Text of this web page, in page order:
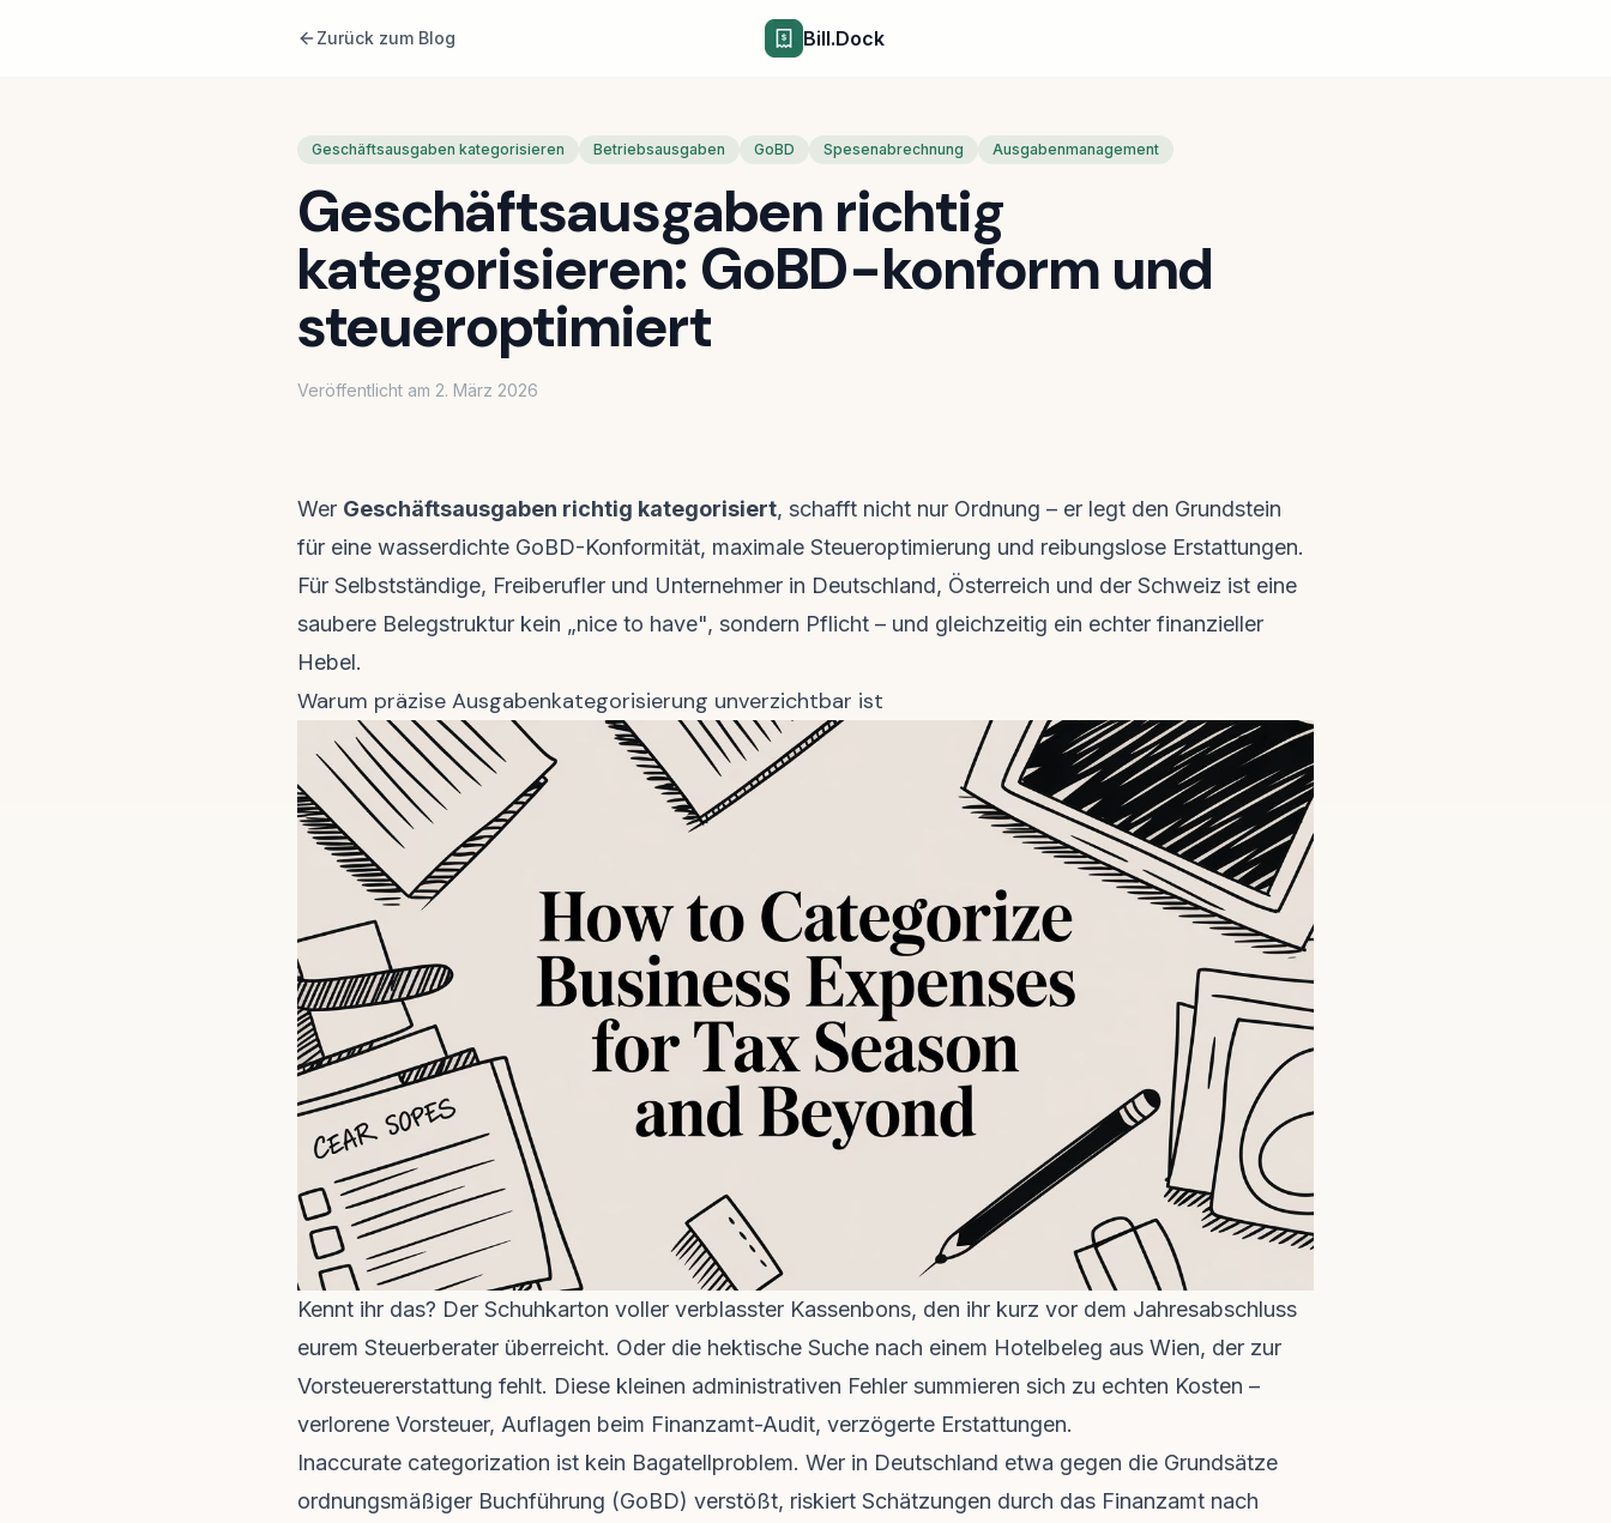
Zurück zum Blog Bill.Dock
Geschäftsausgaben kategorisieren Betriebsausgaben GoBD Spesenabrechnung Ausgabenmanagement
Geschäftsausgaben richtig
kategorisieren: GoBD-konform und
steueroptimiert
Veröffentlicht am 2. März 2026
Wer Geschäftsausgaben richtig kategorisiert, schafft nicht nur Ordnung – er legt den Grundstein
für eine wasserdichte GoBD-Konformität, maximale Steueroptimierung und reibungslose Erstattungen.
Für Selbstständige, Freiberufler und Unternehmer in Deutschland, Österreich und der Schweiz ist eine
saubere Belegstruktur kein „nice to have", sondern Pflicht – und gleichzeitig ein echter finanzieller
Hebel.
Warum präzise Ausgabenkategorisierung unverzichtbar ist
Kennt ihr das? Der Schuhkarton voller verblasster Kassenbons, den ihr kurz vor dem Jahresabschluss
eurem Steuerberater überreicht. Oder die hektische Suche nach einem Hotelbeleg aus Wien, der zur
Vorsteuererstattung fehlt. Diese kleinen administrativen Fehler summieren sich zu echten Kosten –
verlorene Vorsteuer, Auflagen beim Finanzamt-Audit, verzögerte Erstattungen.
Inaccurate categorization ist kein Bagatellproblem. Wer in Deutschland etwa gegen die Grundsätze
ordnungsmäßiger Buchführung (GoBD) verstößt, riskiert Schätzungen durch das Finanzamt nach